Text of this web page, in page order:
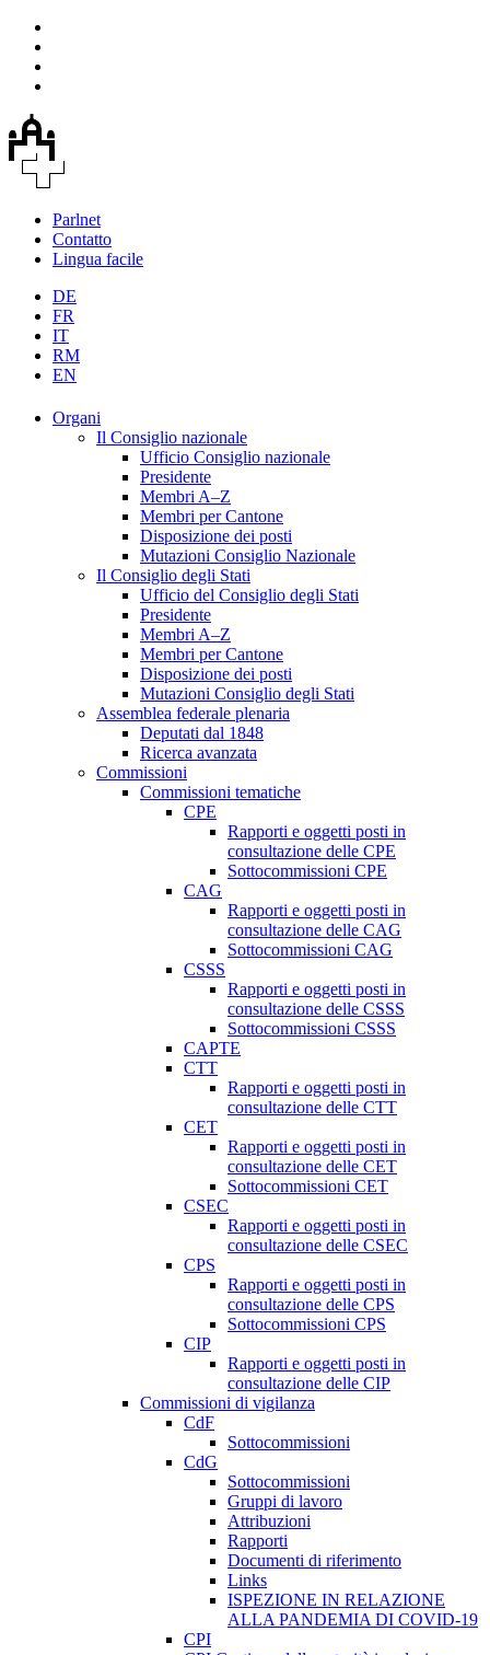
Parlnet
Contatto
Lingua facile
DE
FR
IT
RM
EN
Organi
Il Consiglio nazionale
Ufficio Consiglio nazionale
Presidente
Membri A–Z
Membri per Cantone
Disposizione dei posti
Mutazioni Consiglio Nazionale
Il Consiglio degli Stati
Ufficio del Consiglio degli Stati
Presidente
Membri A–Z
Membri per Cantone
Disposizione dei posti
Mutazioni Consiglio degli Stati
Assemblea federale plenaria
Deputati dal 1848
Ricerca avanzata
Commissioni
Commissioni tematiche
CPE
Rapporti e oggetti posti in
consultazione delle CPE
Sottocommissioni CPE
CAG
Rapporti e oggetti posti in
consultazione delle CAG
Sottocommissioni CAG
CSSS
Rapporti e oggetti posti in
consultazione delle CSSS
Sottocommissioni CSSS
CAPTE
CTT
Rapporti e oggetti posti in
consultazione delle CTT
CET
Rapporti e oggetti posti in
consultazione delle CET
Sottocommissioni CET
CSEC
Rapporti e oggetti posti in
consultazione delle CSEC
CPS
Rapporti e oggetti posti in
consultazione delle CPS
Sottocommissioni CPS
CIP
Rapporti e oggetti posti in
consultazione delle CIP
Commissioni di vigilanza
CdF
Sottocommissioni
CdG
Sottocommissioni
Gruppi di lavoro
Attribuzioni
Rapporti
Documenti di riferimento
Links
ISPEZIONE IN RELAZIONE
ALLA PANDEMIA DI COVID-19
CPI